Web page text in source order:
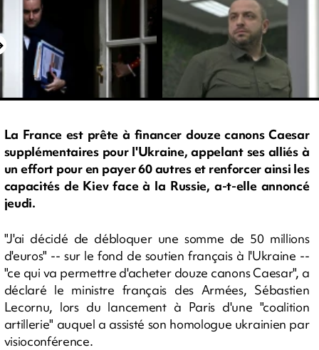
La France est prête à financer douze canons Caesar
supplémentaires pour l'Ukraine, appelant ses alliés à
un effort pour en payer 60 autres et renforcer ainsi les
capacités de Kiev face à la Russie, a-t-elle annoncé
jeudi.
"J'ai décidé de débloquer une somme de 50 millions
d'euros" -- sur le fond de soutien français à l'Ukraine --
"ce qui va permettre d'acheter douze canons Caesar", a
déclaré le ministre français des Armées, Sébastien
Lecornu, lors du lancement à Paris d'une "coalition
artillerie" auquel a assisté son homologue ukrainien par
visioconférence.